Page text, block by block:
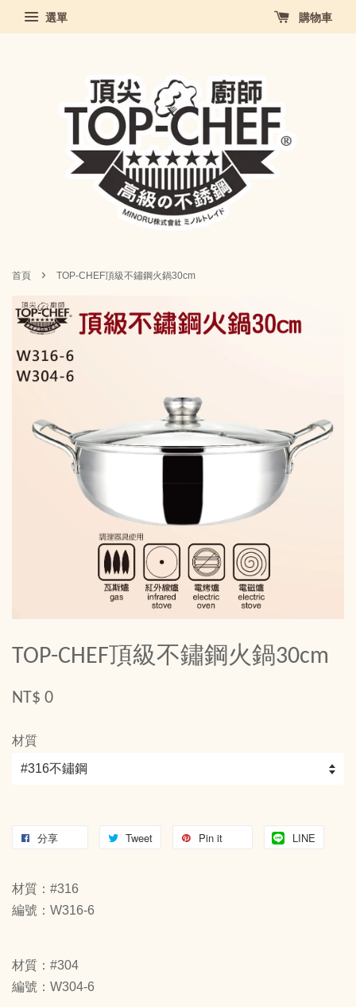
選單 購物車
首頁 › TOP-CHEF頂級不鏽鋼火鍋30cm
TOP-CHEF頂級不鏽鋼火鍋30cm
NT$ 0
材質
分享 Tweet Pin it LINE
材質：#316
編號：W316-6
材質：#304
編號：W304-6